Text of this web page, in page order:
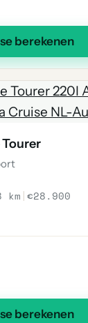
berekenen
km |€28.900
berekenen